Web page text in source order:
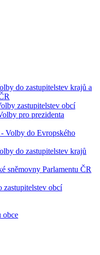
do zastupitelstev krajů a
zastupitelstev obcí
pro prezidenta
Volby do Evropského
do zastupitelstev krajů
sněmovny Parlamentu ČR
obcí
obce